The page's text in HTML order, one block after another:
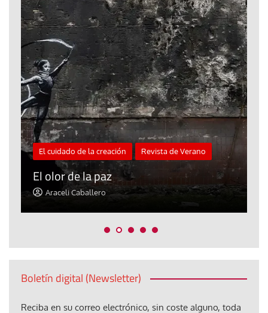
El cuidado de la creación Revista de Verano
El olor de la paz
Araceli Caballero
Boletín digital (Newsletter)
Reciba en su correo electrónico, sin coste alguno, toda